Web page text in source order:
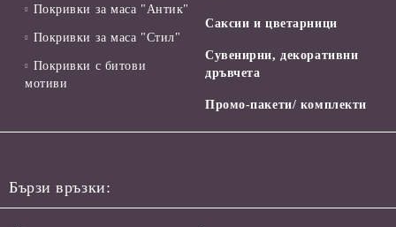
Покривки за маса "Антик"
Покривки за маса "Стил"
Покривки с битови
мотиви
Саксии и цветарници
Сувенирни, декоративни
дръвчета
Промо-пакети/ комплекти
Бързи връзки: